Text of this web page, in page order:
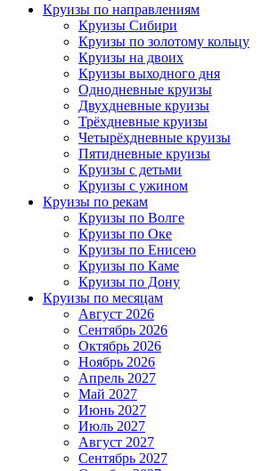
Круизы по направлениям
Круизы Сибири
Круизы по золотому кольцу
Круизы на двоих
Круизы выходного дня
Однодневные круизы
Двухдневные круизы
Трёхдневные круизы
Четырёхдневные круизы
Пятидневные круизы
Круизы с детьми
Круизы с ужином
Круизы по рекам
Круизы по Волге
Круизы по Оке
Круизы по Енисею
Круизы по Каме
Круизы по Дону
Круизы по месяцам
Август 2026
Сентябрь 2026
Октябрь 2026
Ноябрь 2026
Апрель 2027
Май 2027
Июнь 2027
Июль 2027
Август 2027
Сентябрь 2027